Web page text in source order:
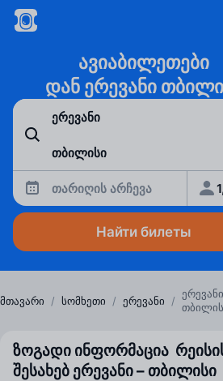
ავიაბილეთები
დან ერევანი
თარიღის არჩევა
Найти билеты
მთავარი / სომხეთი / ერევანი /
ზოგადი ინფორმაცია
შესახებ ერევანი – თბილისი